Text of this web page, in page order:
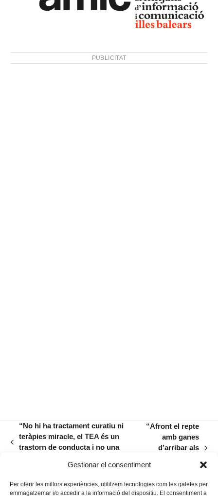
Gestionar el consentiment
Per oferir les millors experiències, utilitzem tecnologies com les galetes per
emmagatzemar i/o accedir a la informació del dispositiu. El consentiment a
PUBLICITAT
previous
“No hi ha tractament curatiu ni
teràpies miracle, el TEA és un
trastorn de conducta i no una
post:
“Afront el repte
amb ganes
d’arribar als